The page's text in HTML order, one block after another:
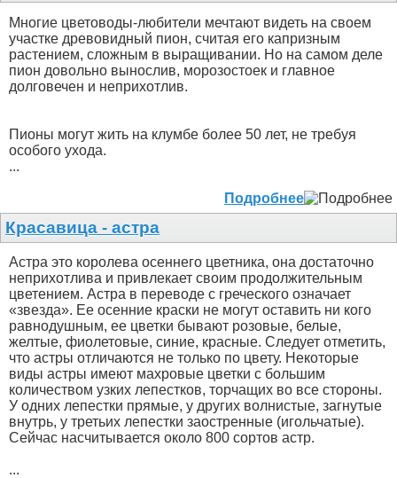
Многие цветоводы-любители мечтают видеть на своем
участке древовидный пион, считая его капризным
растением, сложным в выращивании. Но на самом деле
пион довольно вынослив, морозостоек и главное
долговечен и неприхотлив.
Пионы могут жить на клумбе более 50 лет, не требуя
особого ухода.
...
Подробнее
Красавица - астра
Астра это королева осеннего цветника, она достаточно
неприхотлива и привлекает своим продолжительным
цветением. Астра в переводе с греческого означает
«звезда». Ее осенние краски не могут оставить ни кого
равнодушным, ее цветки бывают розовые, белые,
желтые, фиолетовые, синие, красные. Следует отметить,
что астры отличаются не только по цвету. Некоторые
виды астры имеют махровые цветки с большим
количеством узких лепестков, торчащих во все стороны.
У одних лепестки прямые, у других волнистые, загнутые
внутрь, у третьих лепестки заостренные (игольчатые).
Сейчас насчитывается около 800 сортов астр.
...